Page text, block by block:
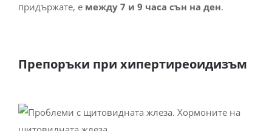
придържате, е между 7 и 9 часа сън на ден.
Препоръки при хипертиреоидизъм